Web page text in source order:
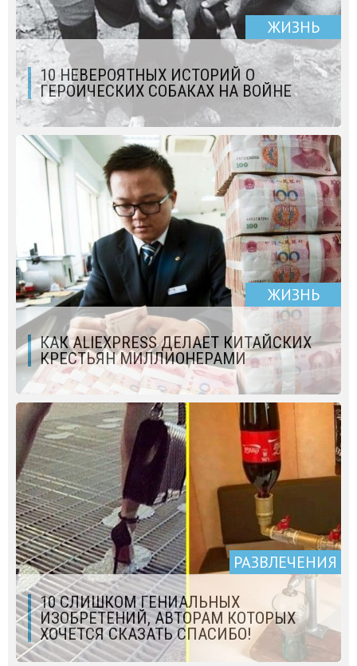
ЖИЗНЬ
10 НЕВЕРОЯТНЫХ ИСТОРИЙ О
ГЕРОИЧЕСКИХ СОБАКАХ НА ВОЙНЕ
ЖИЗНЬ
КАК ALIEXPRESS ДЕЛАЕТ КИТАЙСКИХ
КРЕСТЬЯН МИЛЛИОНЕРАМИ
РАЗВЛЕЧЕНИЯ
10 СЛИШКОМ ГЕНИАЛЬНЫХ
ИЗОБРЕТЕНИЙ, АВТОРАМ КОТОРЫХ
ХОЧЕТСЯ СКАЗАТЬ СПАСИБО!